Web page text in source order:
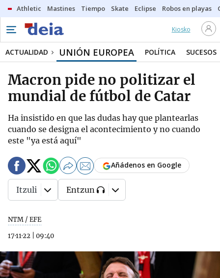
Athletic Mastines Tiempo Skate Eclipse Robos en playas
Kiosko
ACTUALIDAD UNIÓN EUROPEA POLÍTICA SUCESOS
Macron pide no politizar el
mundial de fútbol de Catar
Ha insistido en que las dudas hay que plantearlas
cuando se designa el acontecimiento y no cuando
este "ya está aquí"
NTM / EFE
17·11·22
09:40
Añádenos en Google
Itzuli Entzun